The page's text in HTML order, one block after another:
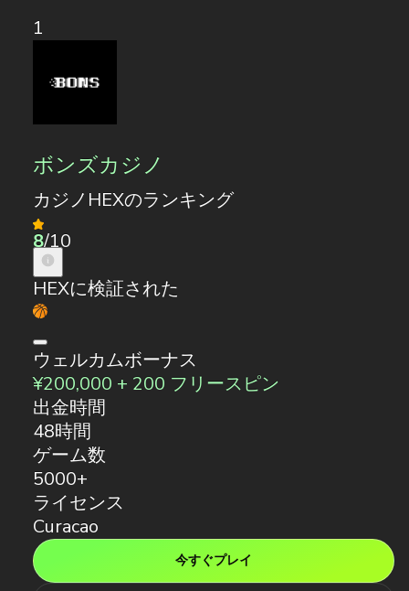
1
ボンズカジノ
カジノHEXのランキング
8/10
HEXに検証された
ウェルカムボーナス
¥200,000 + 200 フリースピン
出金時間
48時間
ゲーム数
5000+
ライセンス
Curacao
今すぐプレイ